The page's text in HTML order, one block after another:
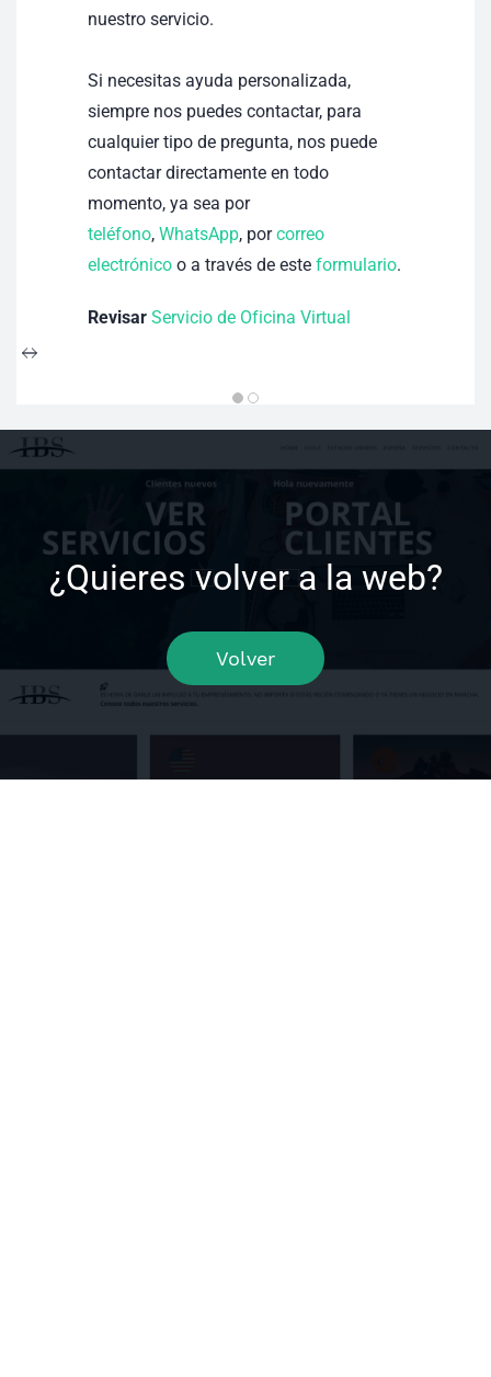
nuestro servicio.
Si necesitas ayuda personalizada,
siempre nos puedes contactar, para
cualquier tipo de pregunta, nos puede
contactar directamente en todo
momento, ya sea por
teléfono, WhatsApp, porcorreo
electrónico o a través de este formulario.
Revisar Servicio de Oficina Virtual
¿Quieres volver a la web?
Volver